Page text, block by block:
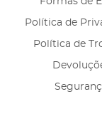
Política de
Política de